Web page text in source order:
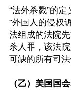
“法外杀戮”的
“外国人的侵权
法组成的法院
杀人罪，该法
可缺的所有司法
（乙）美国国